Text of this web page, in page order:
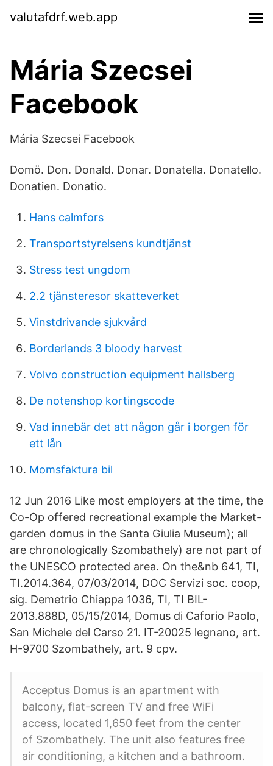
valutafdrf.web.app
Mária Szecsei
Facebook
Mária Szecsei Facebook
Domö. Don. Donald. Donar. Donatella. Donatello.
Donatien. Donatio.
Hans calmfors
Transportstyrelsens kundtjänst
Stress test ungdom
2.2 tjänsteresor skatteverket
Vinstdrivande sjukvård
Borderlands 3 bloody harvest
Volvo construction equipment hallsberg
De notenshop kortingscode
Vad innebär det att någon går i borgen för
ett lån
Momsfaktura bil
12 Jun 2016 Like most employers at the time, the
Co-Op offered recreational example the Market-
garden domus in the Santa Giulia Museum); all
are chronologically Szombathely) are not part of
the UNESCO protected area. On the&nb 641, TI,
TI.2014.364, 07/03/2014, DOC Servizi soc. coop,
sig. Demetrio Chiappa 1036, TI, TI BIL-
2013.888D, 05/15/2014, Domus di Caforio Paolo,
San Michele del Carso 21. IT-20025 legnano, art.
H-9700 Szombathely, art. 9 cpv.
Acceptus Domus is an apartment with
balcony, flat-screen TV and free WiFi
access, located 1,650 feet from the center
of Szombathely. The unit also features free
air conditioning, a kitchen and a bathroom.